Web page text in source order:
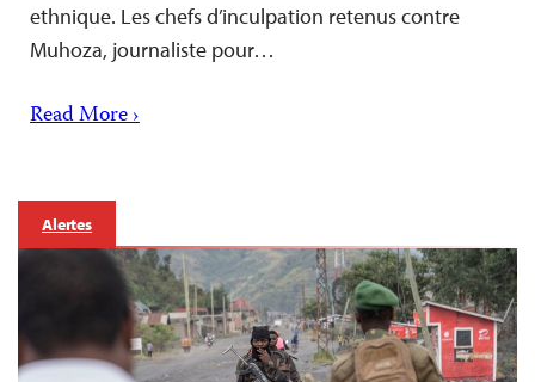
ethnique. Les chefs d’inculpation retenus contre
Muhoza, journaliste pour…
Read More ›
Alertes